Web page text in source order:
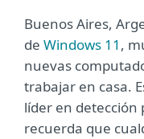
Buenos Aires,
de Windows 11 ,
nuevas
trabajar en casa.
líder en detección
recuerda que